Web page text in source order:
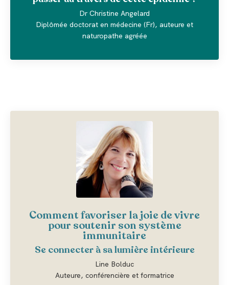
Dr Christine Angelard
Diplômée doctorat en médecine (Fr), auteure et
naturopathe agréée
Comment favoriser la joie de vivre
pour soutenir son système
immunitaire
Se connecter à sa lumière intérieure
Line Bolduc
Auteure, conférencière et formatrice